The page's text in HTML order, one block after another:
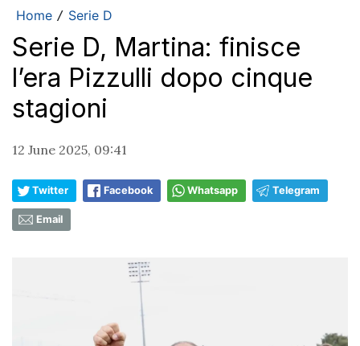
Home / Serie D
Serie D, Martina: finisce
l’era Pizzulli dopo cinque
stagioni
12 June 2025, 09:41
Twitter Facebook Whatsapp Telegram
Email